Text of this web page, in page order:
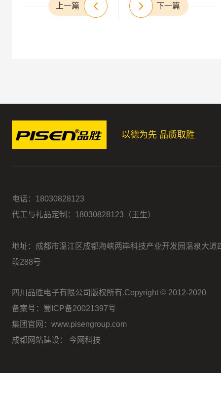
上一篇 下一篇
以德为先 品质取胜
电话： 18030828123
代工与礼品定制：18030828123（王生）
地址：成都市温江区成都海峡两岸科技产业开发园温泉大道
段288号
四川品胜电子有限公司版权所有.Copyright © 2012-2020
备案号：蜀ICP备20021397号
集团官网：www.pisengroup.com
成都网站建设：
今网科技